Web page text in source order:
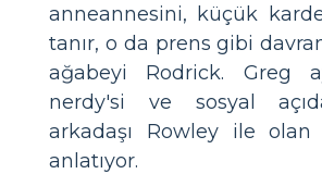
anneannesini, küçük
tanır, o da prens gibi
ağabeyi Rodrick. Greg
nerdy'si ve sosyal
arkadaşı Rowley ile olan
anlatıyor.